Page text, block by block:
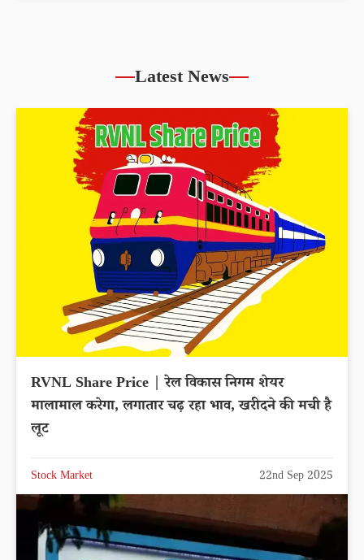
Latest News
RVNL Share Price | रेल विकास निगम शेयर
मालामाल करेगा, लगातार चढ़ रहा भाव, खरीदने की मची है
लूट
Stock Market 22nd Sep 2025